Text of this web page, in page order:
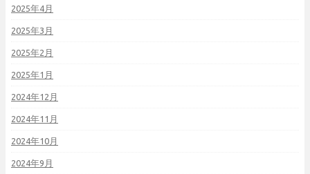
2025年4月
2025年3月
2025年2月
2025年1月
2024年12月
2024年11月
2024年10月
2024年9月